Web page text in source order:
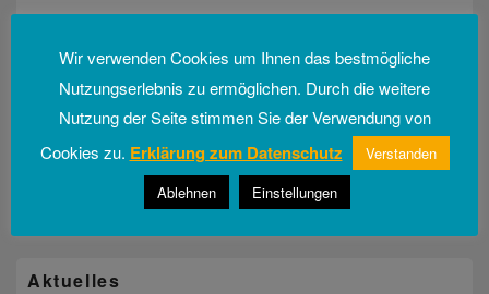
Primärer
Seitenleisten-
Widgetbereich
Es hat sich viel getan …
Leistungen 2020 - 2026
Aktuelles
Wir verwenden Cookies um Ihnen das bestmögliche
Nutzungserlebnis zu ermöglichen. Durch die weitere
Nutzung der Seite stimmen Sie der Verwendung von
Cookies zu. Erklärung zum Datenschutz
Verstanden
Ablehnen
Einstellungen